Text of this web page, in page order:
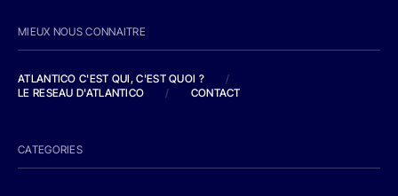
MIEUX NOUS CONNAITRE
ATLANTICO C'EST QUI, C'EST QUOI ?
/
LE RESEAU D'ATLANTICO
/ CONTACT
CATEGORIES